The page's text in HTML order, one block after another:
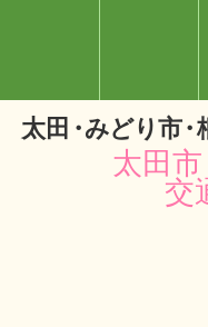
太田・みどり市・
太田
交